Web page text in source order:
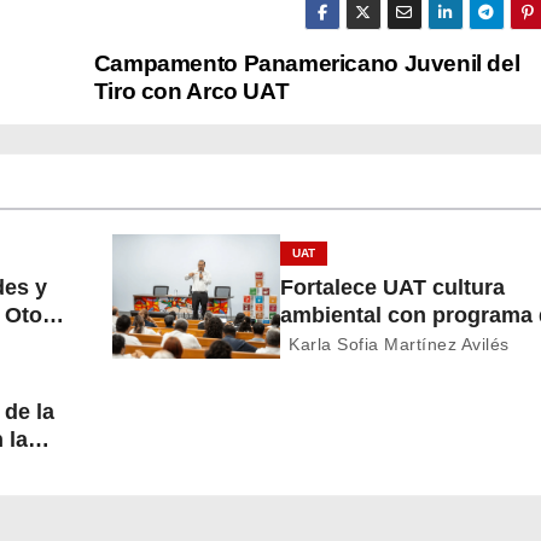
Campamento Panamericano Juvenil del
Tiro con Arco UAT
y
UAT
Fortalece UAT cultura
ambiental con programa
economía circular
Karla Sofia Martínez Avilés
la
la